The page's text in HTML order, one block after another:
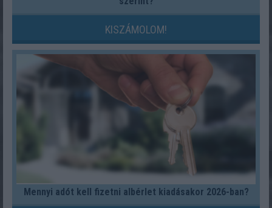
KISZÁMOLOM!
Mennyi adót kell fizetni albérlet kiadásakor 2026-ban?